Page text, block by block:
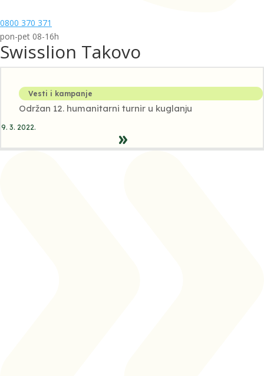
0800 370 371
pon-pet 08-16h
Swisslion Takovo
Vesti i kampanje
Održan 12. humanitarni turnir u kuglanju
9. 3. 2022.